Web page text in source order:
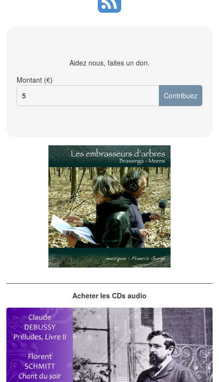
Aidez nous, faites un don.
Montant (€)
Les embrasseurs d'arbres
Acheter les CDs audio